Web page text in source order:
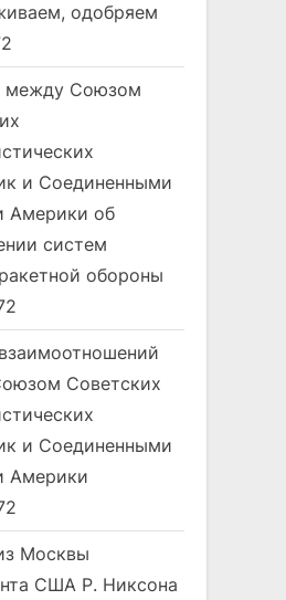
одобряем
между Союзом
и Соединенными
Америки об
систем
обороны
Советских
и Соединенными
Америки
Москвы
США Р. Никсона